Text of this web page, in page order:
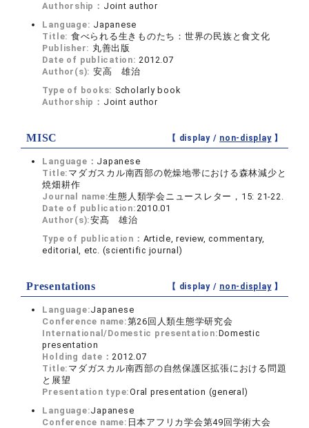
Authorship： Joint author
Language: Japanese
Title: 食べられる生きものたち：世界の民族と食文化
Publisher: 丸善出版
Date of publication:2012.07
Author(s): 安高 雄治
Type of books: Scholarly book
Authorship： Joint author
MISC 【 display / non-display】
Language： Japanese
Title: マダガスカル南西部の乾燥地帯における森林減少と
焼畑耕作
Journal name:生態人類学会ニュースレター，15: 21-22.
Date of publication:2010.01
Author(s):安髙 雄治
Type of publication： Article, review, commentary,
editorial, etc. (scientific journal)
Presentations 【 display / non-display】
Language:Japanese
Conference name:第26回人類生態学研究会
International/Domestic presentation:Domestic
presentation
Holding date：2012.07
Title: マダガスカル南西部の自然保護区拡張における問題
と展望
Presentation type:Oral presentation (general)
Language:Japanese
Conference name: 日本アフリカ学会第49回学術大会